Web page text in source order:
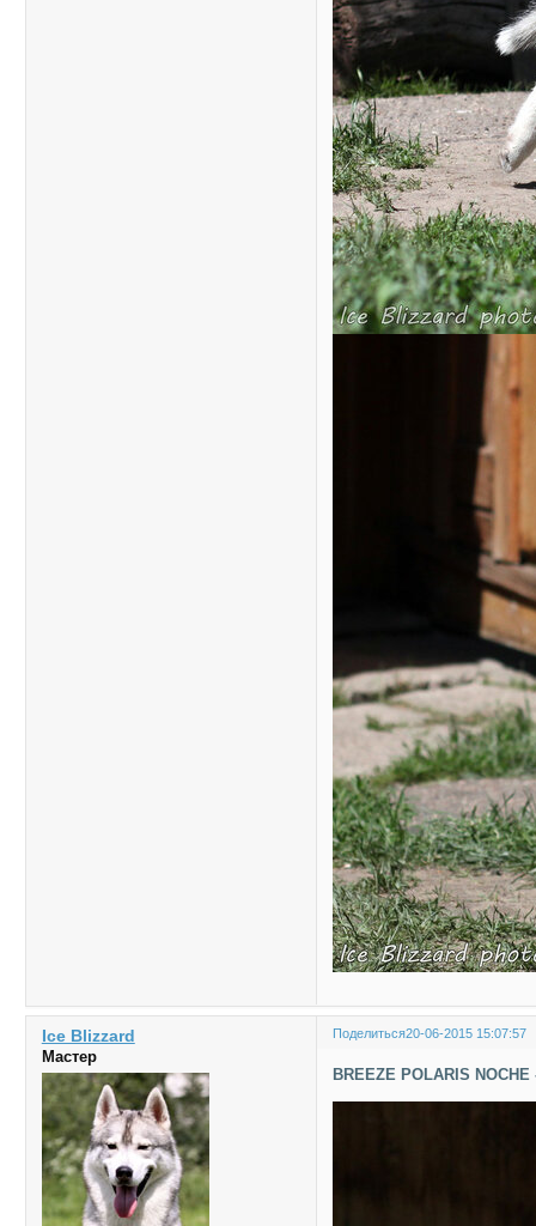
Поделиться20-06-2015 15:07:57
Ice Blizzard
Мастер
BREEZE POLARIS